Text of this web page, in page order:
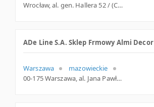
Wrocław, al. gen. Hallera 52 / (CH Borek), dolnośląskie
ADe Line S.A. Sklep Frmowy Almi Decor
Warszawa
mazowieckie
00-175 Warszawa, al. Jana Pawła II 82 / (CH Arkadia), mazowieckie